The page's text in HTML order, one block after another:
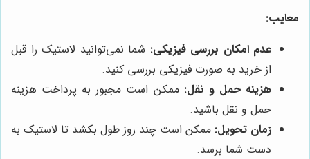
معایب:
عدم امکان بررسی فیزیکی: شما نمی‌توانید لاستیک را قبل
از خرید به صورت فیزیکی بررسی کنید.
هزینه حمل و نقل: ممکن است مجبور به پرداخت هزینه
حمل و نقل باشید.
زمان تحویل: ممکن است چند روز طول بکشد تا لاستیک به
دست شما برسد.